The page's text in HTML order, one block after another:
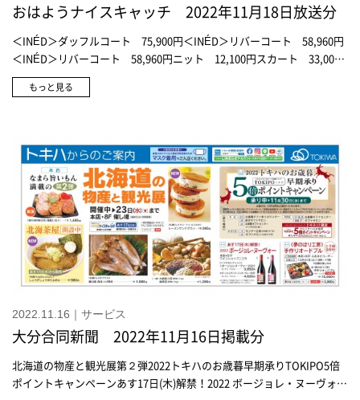
おはようナイスキャッチ 2022年11月18日放送分
＜INÉD＞ダッフルコート 75,900円＜INÉD＞リバーコート 58,960円
＜INÉD＞リバーコート 58,960円ニット 12,100円スカート 33,000
円＜マーリエ パー エフデ＞フリルコート 60,500円＜マーリエ パー エ
フデ＞フリルコート 60,500円ニット 24,200円スカート 35,200円＜
ーレン＞スウェット 28,600円 ※プリント代込＜ポロ ラルフローレ
ン＞ボトル 1点9,900円 ※プリント代込好みの柄と文字を選んでプリ
ント＜ポロ ラルフローレン＞トートバッグ 7,700円 ※プリント代込
もっと見る
2022.11.16｜サービス
大分合同新聞 2022年11月16日掲載分
北海道の物産と観光展第２弾2022トキハのお歳暮早期承りTOKIPO5倍
ポイントキャンペーンあす17日(木)解禁！2022 ボージョレ・ヌーヴォ―